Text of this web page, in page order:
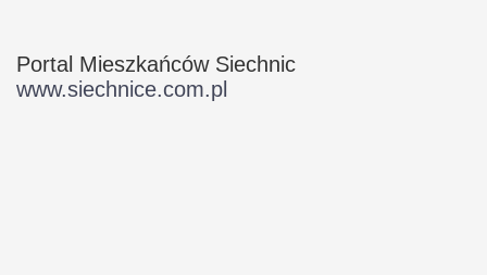
Portal Mieszkańców Siechnic
www.siechnice.com.pl